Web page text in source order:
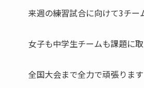
来週の練習試合に向けて3チー
女子も中学生チームも課題に
全国大会まで全力で頑張りま